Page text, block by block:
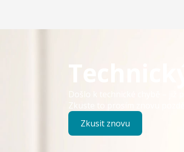
Došlo k technické chybě – již
Zkuste to prosím znovu
Zkusit znovu